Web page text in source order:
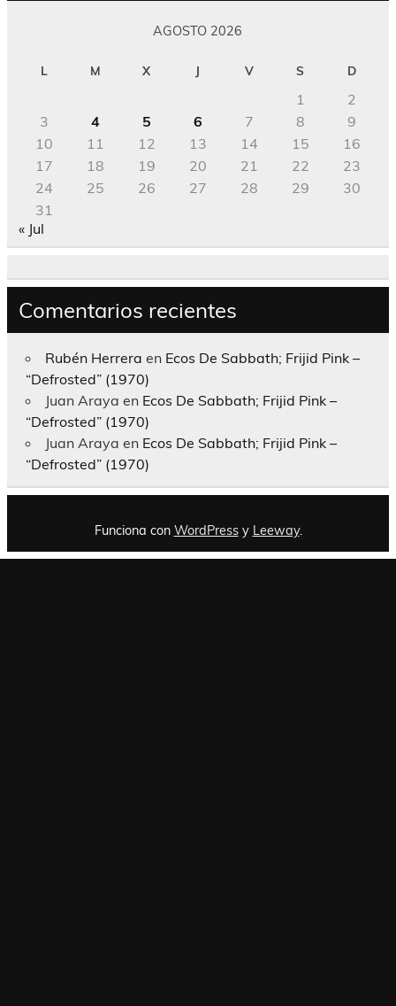
AGOSTO 2026
L M X J V S D
1
2
3
4 5 6 7 8
9
10
11 12 13 14 15
16
17
18 19 20 21 22
23
24
25 26 27 28 29
30
31
« Jul
Comentarios recientes
Rubén Herrera en Ecos De Sabbath; Frijid Pink –
“Defrosted” (1970)
Juan Araya en Ecos De Sabbath; Frijid Pink –
“Defrosted” (1970)
Juan Araya en Ecos De Sabbath; Frijid Pink –
“Defrosted” (1970)
Funciona con WordPressy Leeway.